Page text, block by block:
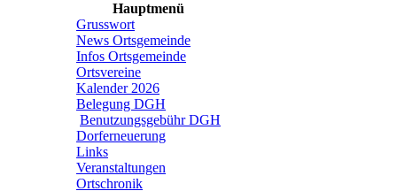
Hauptmenü
Grusswort
News Ortsgemeinde
Infos Ortsgemeinde
Ortsvereine
Kalender 2026
Belegung DGH
Benutzungsgebühr DGH
Dorferneuerung
Links
Veranstaltungen
Ortschronik